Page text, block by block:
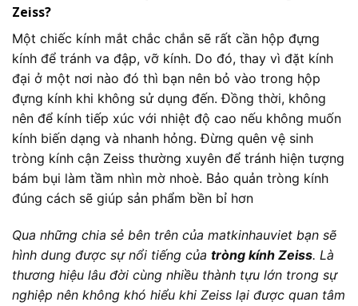
Zeiss?
Một chiếc kính mắt chắc chắn sẽ rất cần hộp đựng
kính để tránh va đập, vỡ kính. Do đó, thay vì đặt kính
đại ở một nơi nào đó thì bạn nên bỏ vào trong hộp
đựng kính khi không sử dụng đến. Đồng thời, không
nên để kính tiếp xúc với nhiệt độ cao nếu không muốn
kính biến dạng và nhanh hỏng. Đừng quên vệ sinh
tròng kính cận Zeiss thường xuyên để tránh hiện tượng
bám bụi làm tầm nhìn mờ nhoè. Bảo quản tròng kính
đúng cách sẽ giúp sản phẩm bền bỉ hơn
Qua những chia sẻ bên trên của matkinhauviet bạn sẽ
hình dung được sự nổi tiếng của tròng kính Zeiss. Là
thương hiệu lâu đời cùng nhiều thành tựu lớn trong sự
nghiệp nên không khó hiểu khi Zeiss lại được quan tâm